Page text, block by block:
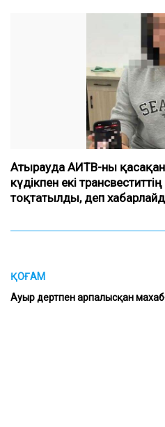
Атырауда АИТВ-ны
күдікпен екі
тоқтатылды, деп
ҚОҒАМ
Ауыр дертпен арпалысқан